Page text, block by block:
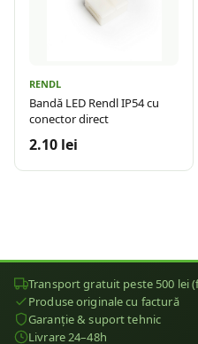
RENDL
Bandă LED Rendl IP54 cu
conector direct
2.10 lei
Transport gratuit peste 500 lei
Produse originale cu factură
Garanție & suport tehnic
Livrare 24–48h